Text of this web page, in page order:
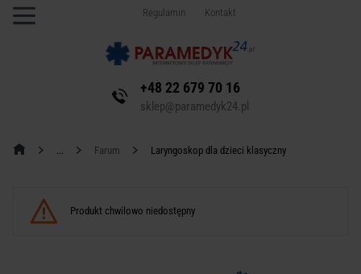
Regulamin Kontakt
+48 22 679 70 16
sklep@paramedyk24.pl
Farum Laryngoskop dla dzieci klasyczny
Produkt chwilowo niedostępny